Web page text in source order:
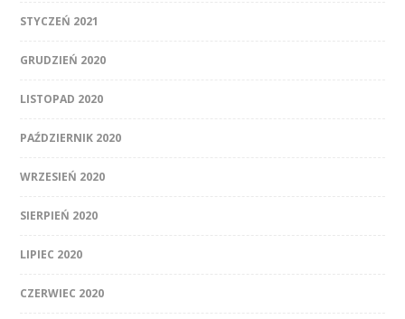
STYCZEŃ 2021
GRUDZIEŃ 2020
LISTOPAD 2020
PAŹDZIERNIK 2020
WRZESIEŃ 2020
SIERPIEŃ 2020
LIPIEC 2020
CZERWIEC 2020